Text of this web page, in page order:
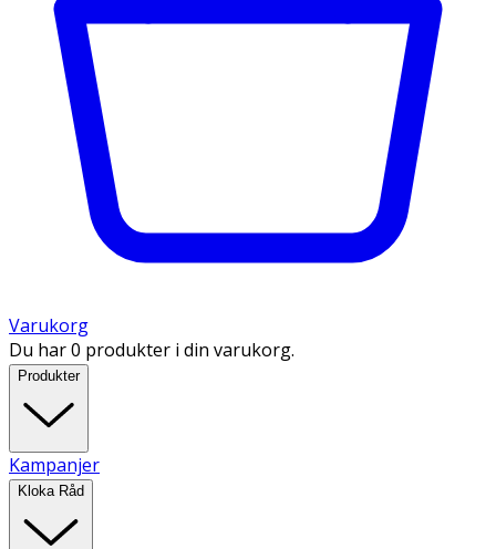
Varukorg
Du har 0 produkter i din varukorg.
Produkter
Kampanjer
Kloka Råd